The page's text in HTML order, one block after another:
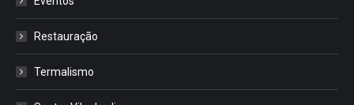
Restauração
Termalismo